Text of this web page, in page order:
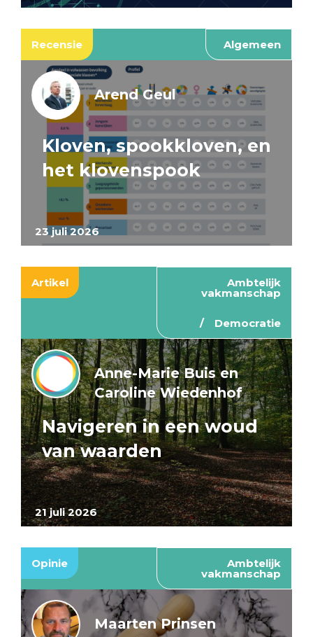
Recensie Algemeen
23 juli 2026
Arend Geul
Kloven, spookkloven, en
het klovenspook
Artikel Ambtelijk
vakmanschap
Democratie
21 juli 2026
Anne-Marie Buis en
Caroline Wiedenhof
Navigeren in een woud
van waarden
Opinie Ambtelijk
vakmanschap
Maarten Prinsen